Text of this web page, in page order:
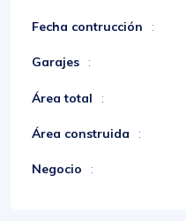
Fecha contrucción :
Garajes :
Área total :
Área construida :
Negocio :